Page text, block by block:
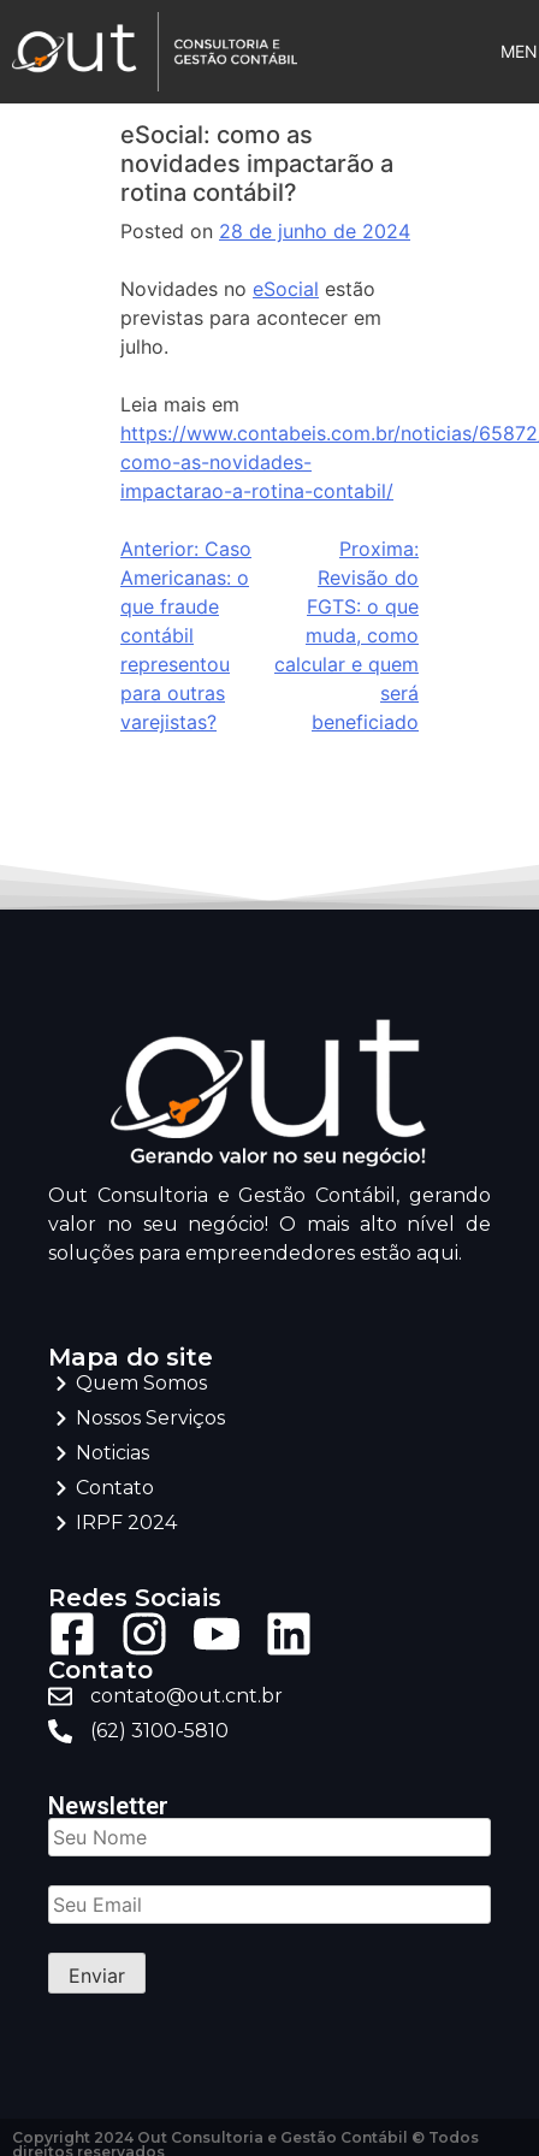
eSocial: como as
novidades impactarão a
rotina contábil?
Posted on 28 de junho de 2024
Novidades no eSocial estão
previstas para acontecer em
julho.
Leia mais em
https://www.contabeis.com.br/noticias/
como-as-novidades-
impactarao-a-rotina-contabil/
Anterior: Caso
Americanas: o
que fraude
contábil
representou
para outras
varejistas?
Proxima:
Revisão do
FGTS: o que
muda, como
calcular e quem
será
beneficiado
Out Consultoria e Gestão Contábil, gerando
valor no seu negócio! O mais alto nível de
soluções para empreendedores estão aqui.
Mapa do site
Quem Somos
Nossos Serviços
Noticias
Contato
IRPF 2024
Redes Sociais
Contato
contato@out.cnt.br
(62) 3100-5810
Newsletter
Copyright 2024 Out Consultoria e Gestão Contábil © Todos
direitos reservados